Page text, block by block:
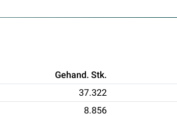
Gehand. Stk.
37.322
8.856